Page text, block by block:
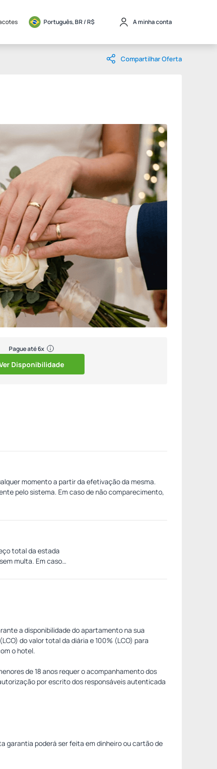
Português, BR / R$ A minha conta
Compartilhar Oferta
Pague até 6x
Disponibilidade
momento a partir da efetivação da mesma.
pelo sistema. Em caso de não comparecimento,
total da estada
multa. Em caso
a disponibilidade do apartamento na sua
do valor total da diária e 100% (LCO) para
o hotel.
de 18 anos requer o acompanhamento dos
por escrito dos responsáveis autenticada
garantia poderá ser feita em dinheiro ou cartão de